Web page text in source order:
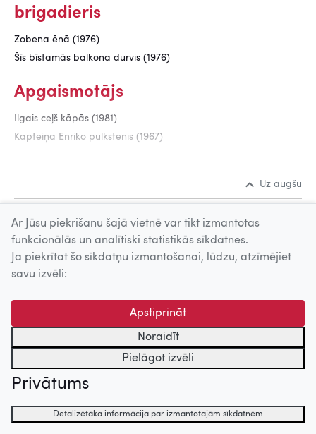
brigadieris
Zobena ēnā (1976)
Šīs bīstamās balkona durvis (1976)
Apgaismotājs
Ilgais ceļš kāpās (1981)
Kapteiņa Enriko pulkstenis (1967)
Uz augšu
© 2026 Nacionālais Kino centrs, Kultūras informācijas sistēmu
centrs. Sadarbības partneris: Latvijas Valsts
kinofotofonodokumentu arhīvs.
Ar Jūsu piekrišanu šajā vietnē var tikt izmantotas
funkcionālās un analītiski statistikās sīkdatnes.
Ja piekrītat šo sīkdatņu izmantošanai, lūdzu, atzīmējiet
savu izvēli:
Apstiprināt
Noraidīt
Pielāgot izvēli
Privātums
Detalizētāka informācija par izmantotajām sīkdatnēm